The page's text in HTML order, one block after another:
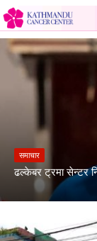
समाचार
ढल्केबर ट्रमा सेन्टर